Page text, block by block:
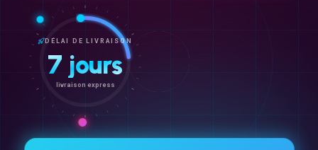
DÉLAI DE LIVRAISON
7 jours
livraison express